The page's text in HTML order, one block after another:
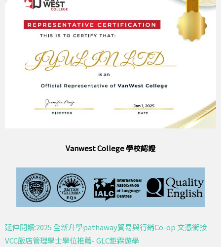
Vanwest College 學校認證
延伸閱讀:2025 全新升學pathaway貿易與行銷Co-op 文憑銜接
VCC飯店管理學士學位推薦- GLC鉅霖遊學